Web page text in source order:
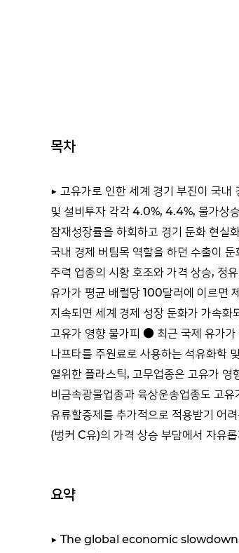
목차
▶ 고유가로 인한 세계 경기 부진이 국
및 설비투자 각각 4.0%, 4.4%, 물가상
잠재성장률을 하회하고 경기 둔화 현실
국내 경제 버팀목 역할을 하던 수출이
주력 업종의 시황 호조와 가격 상승, 정
유가가 평균 배럴당 100달러에 이르면
지속되면 세계 경제 성장 둔화가 가속
고유가 영향 불가피 ● 최근 국제 유가
나프타를 주원료로 사용하는 석유화학
열위한 플라스틱, 고무업종은 고유가
비금속광물업종과 육상운송업종도 고
유류할증제를 추가적으로 적용받기 어
(벙커 C유)의 가격 상승 부담에서 자유
요약
▶ The global economic